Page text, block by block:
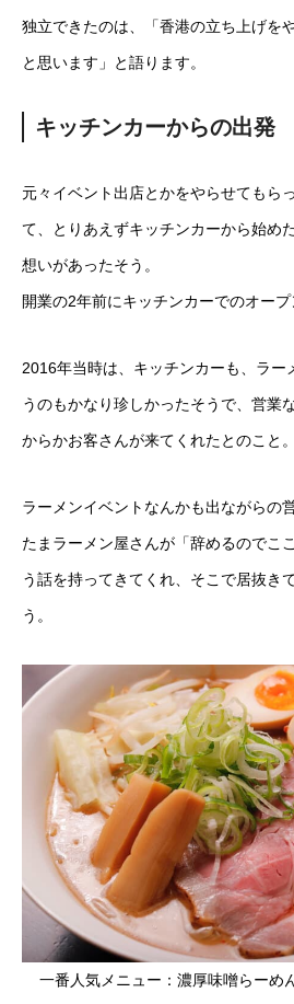
独立できたのは、「香港の立ち上げを
と思います」と語ります。
キッチンカーからの出発
元々イベント出店とかをやらせてもら
て、とりあえずキッチンカーから始め
想いがあったそう。
開業の2年前にキッチンカーでのオープ
2016年当時は、キッチンカーも、ラー
うのもかなり珍しかったそうで、営業
からかお客さんが来てくれたとのこと。
ラーメンイベントなんかも出ながらの
たまラーメン屋さんが「辞めるのでこ
う話を持ってきてくれ、そこで居抜き
う。
一番人気メニュー：濃厚味噌らーめ